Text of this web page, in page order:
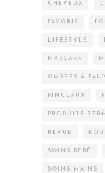
CHEVEUX
FAVORIS
LIFESTYLE
MASCARA
OMBRES À
PINCEAUX
PRODUITS
REVUE
SOINS BÉBÉ
SOINS MAINS